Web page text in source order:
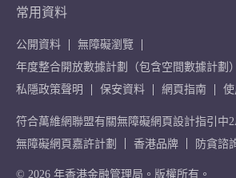
常用資料
公開資料
無障礙瀏覽
年度整合開放數據計劃（包含空間數據計劃）
私隱政策聲明
保安資料 網頁指南
符合萬維網聯盟有關無障礙網頁設計指引中
無障礙網頁嘉許計劃
香港品牌 防貪諮
© 2026 年香港金融管理局。版權所有。